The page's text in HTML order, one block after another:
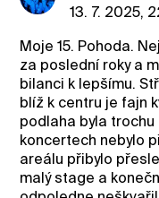
13. 7. 2025,
Moje 15. Pohoda.
za poslední roky a
bilanci k lepšímu.
blíž k centru je fajn
podlaha byla trochu
koncertech nebylo
areálu přibylo
malý stage a